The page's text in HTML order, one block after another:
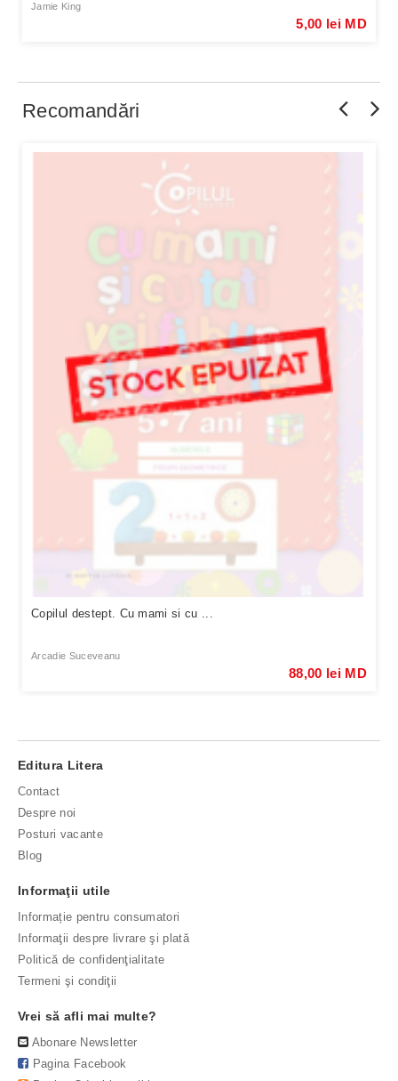
Jamie King
5,00 lei MD
Recomandări
Copilul destept. Cu mami si cu ...
Arcadie Suceveanu
88,00 lei MD
Editura Litera
Contact
Despre noi
Posturi vacante
Blog
Informaţii utile
Informație pentru consumatori
Informaţii despre livrare şi plată
Politică de confidenţialitate
Termeni şi condiţii
Vrei să afli mai multe?
Abonare Newsletter
Pagina Facebook